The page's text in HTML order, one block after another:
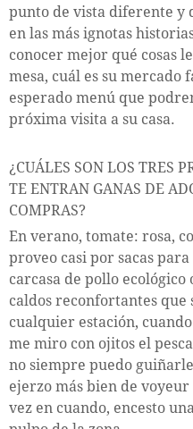
punto de vista diferente y
en las más ignotas
conocer mejor qué cosas
mesa, cuál es su mercado
esperado menú que
próxima visita a su casa.
¿CUÁLES SON LOS TRES PRIMEROS ALIMENTOS QUE
TE ENTRAN GANAS DE
COMPRAS?
En verano, tomate: rosa,
proveo casi por sacas
carcasa de pollo ecológico
caldos reconfortantes que
cualquier estación,
me miro con ojitos el
no siempre puedo
ejerzo más bien de
vez en cuando, encesto